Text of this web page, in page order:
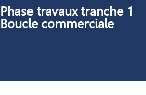
Phase travaux tranche 1
Boucle commerciale